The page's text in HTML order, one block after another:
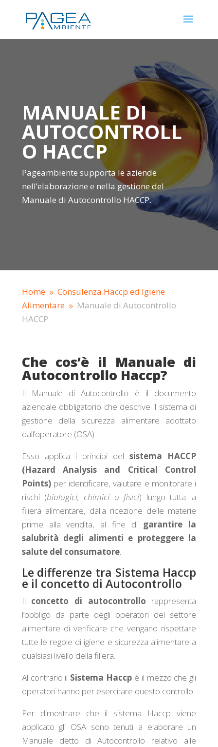
MANUALE DI
AUTOCONTROLL
O HACCP
Pageambiente supporta le aziende
nell’elaborazione e nella gestione del
Manuale di Autocontrollo HACCP.
Home 9 Consulenza Haccp ed Igiene
Alimentare 9 Manuale di Autocontrollo
HACCP
Che cos’è il Manuale di
Autocontrollo Haccp?
Il Manuale di Autocontrollo è il documento
aziendale obbligatorio che descrive il sistema di
gestione della sicurezza alimentare adottato
dall’operatore (OSA).
Esso applica i principi delsistema HACCP
(Hazard Analysis and Critical Control
Points)per identificare, valutare e monitorare i
rischi (biologici, chimici o fisici) lungo tutta la
filiera alimentare, dalla ricezione delle materie
prime alla vendita, al fine di garantire la
salubrità degli alimenti e proteggere la
salute del consumatore.
Le differenze tra Sistema Haccp
e il concetto di Autocontrollo
Il concetto di autocontrollo rappresenta
l’obbligo da parte degli operatori del settore
alimentare di verificare che vengano rispettare
tutte le regole di igiene e sicurezza alimentare a
qualsiasi livello della filiera.
Al contrario il Sistema Haccp è il mezzo che gli
operatori hanno per esercitare questo controllo.
Per dimostrare che il sistema Haccp viene
applicato gli OSA sono tenuti a elaborare un
Manuale detto di Autocontrollo relativo alle